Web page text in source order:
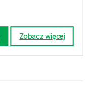
Zobacz więcej